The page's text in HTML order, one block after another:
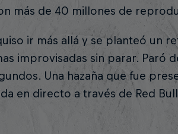
más de 40 millones de
ir más allá y se planteó un
improvisadas sin parar. Paró
Una hazaña que fue
en directo a través de Red